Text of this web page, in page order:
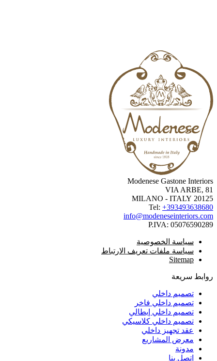
Modenese Gastone
VIA ARBE,
20125
Tel:
P.IVA:
سياسة الخصوصية
سياسة ملفات تعريف الارتباط
Sitemap
سريعة
تصميم داخلي
تصميم داخلي فاخر
تصميم داخلي إيطالي
تصميم داخلي كلاسيكي
عقد تجهيز داخلي
معرض المشاريع
مدونة
اتصل بنا